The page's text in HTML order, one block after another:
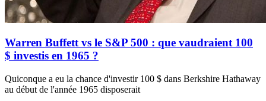
Warren Buffett vs le S&P 500 : que vaudraient 100
$ investis en 1965 ?
Quiconque a eu la chance d'investir 100 $ dans Berkshire Hathaway
au début de l'année 1965 disposerait